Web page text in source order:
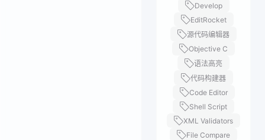
Develop
EditRocket
源代码编辑器
Objective C
语法高亮
代码构建器
Code Editor
Shell Script
XML Validators
File Compare